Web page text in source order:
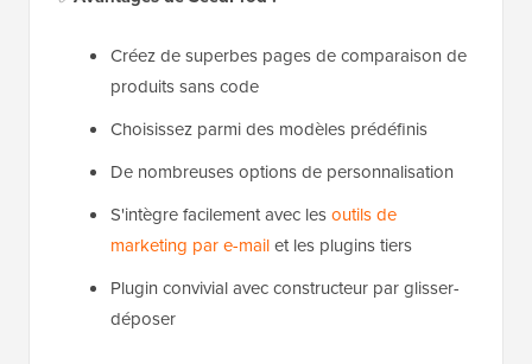
Créez de superbes pages de comparaison de
produits sans code
Choisissez parmi des modèles prédéfinis
De nombreuses options de personnalisation
S'intègre facilement avec lesoutils de
marketing par e-mailet les plugins tiers
Plugin convivial avec constructeur par glisser-
déposer